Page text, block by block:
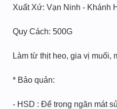
Xuất Xứ: Vạn Ninh - Khánh
Quy Cách: 500G
Làm từ thịt heo, gia vị muối,
* Bảo quản:
- HSD : Để trong ngăn mát